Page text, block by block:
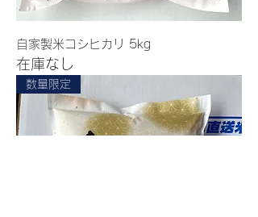
自家製米コシヒカリ 5kg
在庫なし
数量限定